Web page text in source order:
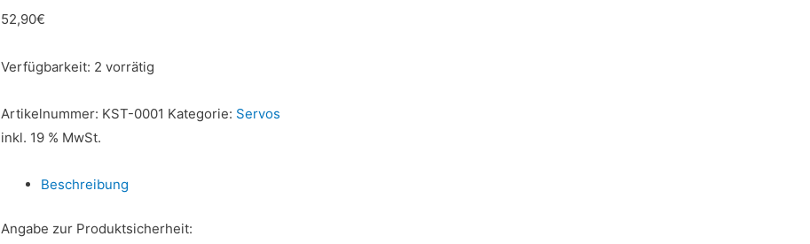
52,90€
Verfügbarkeit: 2 vorrätig
Artikelnummer: KST-0001 Kategorie: Servos
inkl. 19 % MwSt.
Beschreibung
Angabe zur Produktsicherheit: